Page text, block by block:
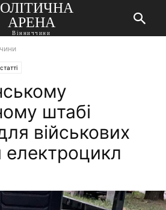
АРЕНА
Вінниччини
штабі
військових